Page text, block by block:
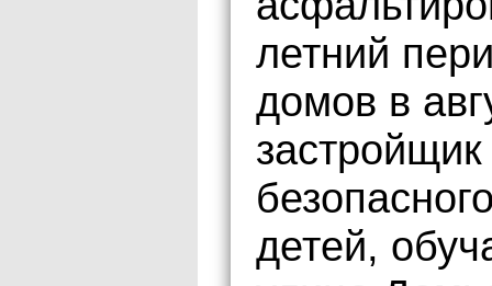
летний
домов в
детей,